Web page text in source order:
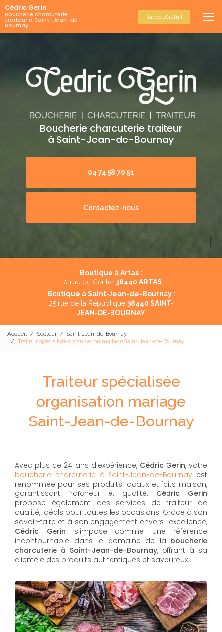
Aller
au
contenu
principal
Cédric Gerin
Boucherie charcuterie
traiteur à Saint-Jean-de-
Bournay
Rappel Gratuit
Boucherie charcuterie traiteur
à Saint-Jean-de-Bournay
04 74 58 70 51
Contactez-nous
Boutique à Artas :
10 rue du Centre 38440 ARTAS
Boutique à Saint-Jean-de-Bournay :
25 rue de la République 38440 SAINT-
JEAN-DE-BOURNAY
Accueil Secteur
Saint-Jean-de-Bournay
Traiteur spécialisée organisation mariage Saint-Jean-de-Bournay
Traiteur spécialisée
organisation mariage
Saint-Jean-de-Bournay
Avec plus de 24 ans d'expérience, Cédric Gerin, votre
boucherie charcuterie à Saint-Jean-de-Bournay est
renommée pour ses produits locaux et faits maison,
garantissant fraîcheur et qualité. Cédric Gerin
propose également des services de traiteur de
qualité, idéals pour toutes les occasions. Grâce à son
savoir-faire et à son engagement envers l'excellence,
Cédric Gerin s'impose comme une référence
incontournable dans le domaine de la boucherie
charcuterie à Saint-Jean-de-Bournay, offrant à sa
clientèle des produits authentiques et savoureux.